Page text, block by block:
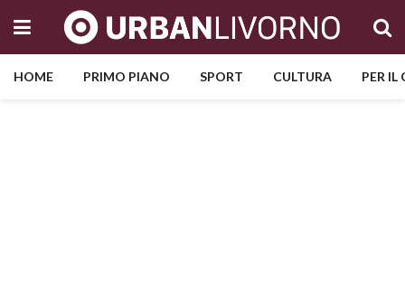
HOME PRIMO PIANO SPORT CULTURA PER